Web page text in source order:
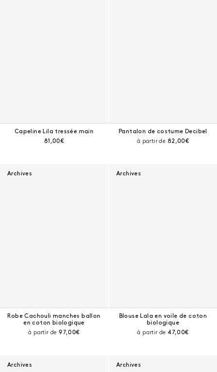
Capeline Lila tressée main
Prix courant :
81,00€
Pantalon de costume Decibel
à partir de Prix courant :
82,00€
Archives
Robe Cachouli manches ballon
en coton biologique
à partir dePrix courant :
97,00€
Archives
Blouse Lala en voile de coton
biologique
à partir de Prix courant :
47,00€
Archives Archives